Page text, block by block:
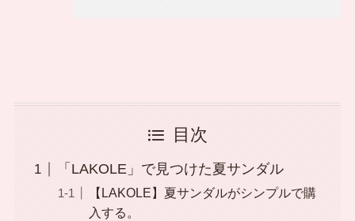
目次
「LAKOLE」で見つけた夏サンダル
【LAKOLE】夏サンダルがシンプルで購
入する。